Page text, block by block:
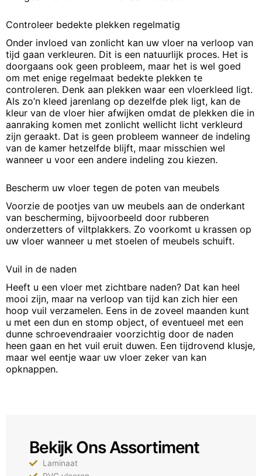
Controleer bedekte plekken regelmatig
Onder invloed van zonlicht kan uw vloer na verloop van
tijd gaan verkleuren. Dit is een natuurlijk proces. Het is
doorgaans ook geen probleem, maar het is wel goed
om met enige regelmaat bedekte plekken te
controleren. Denk aan plekken waar een vloerkleed ligt.
Als zo’n kleed jarenlang op dezelfde plek ligt, kan de
kleur van de vloer hier afwijken omdat de plekken die in
aanraking komen met zonlicht wellicht licht verkleurd
zijn geraakt. Dat is geen probleem wanneer de indeling
van de kamer hetzelfde blijft, maar misschien wel
wanneer u voor een andere indeling zou kiezen.
Bescherm uw vloer tegen de poten van meubels
Voorzie de pootjes van uw meubels aan de onderkant
van bescherming, bijvoorbeeld door rubberen
onderzetters of viltplakkers. Zo voorkomt u krassen op
uw vloer wanneer u met stoelen of meubels schuift.
Vuil in de naden
Heeft u een vloer met zichtbare naden? Dat kan heel
mooi zijn, maar na verloop van tijd kan zich hier een
hoop vuil verzamelen. Eens in de zoveel maanden kunt
u met een dun en stomp object, of eventueel met een
dunne schroevendraaier voorzichtig door de naden
heen gaan en het vuil eruit duwen. Een tijdrovend klusje,
maar wel eentje waar uw vloer zeker van kan
opknappen.
Bekijk Ons Assortiment
Laminaat